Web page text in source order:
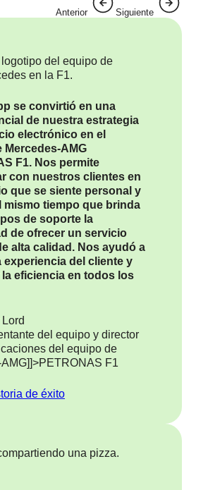
se convirtió en una
de nuestra estrategia
electrónico en el
Mercedes-AMG
F1. Nos permite
con nuestros clientes en
que se siente personal y
mismo tiempo que brinda
de soporte la
de ofrecer un servicio
alta calidad. Nos ayudó a
experiencia del cliente y
eficiencia en todos los
del equipo y director
del equipo de
]]>PETRONAS F1
de éxito
Anterior Siguiente